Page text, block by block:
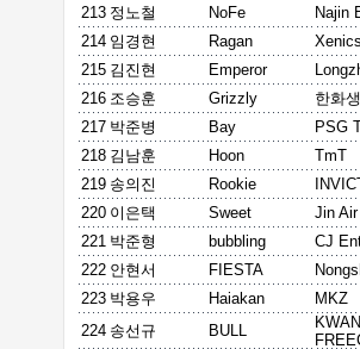
213 정노철 NoFe
Najin
214 임경현 Ragan
215 김진현 Emperor
216 조승훈 Grizzly
한화
217 박준병 Bay
PSG
218 김남훈 Hoon
TmT
219 송의진 Rookie
220 이은택 Sweet
Jin
221 박준형 bubbling
CJ
222 안현서 FIESTA
223 박용우 Haiakan
MKZ
224 송선규 BULL